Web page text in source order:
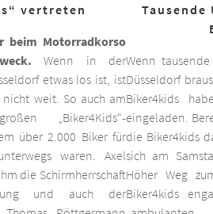
vertreten
beim Motorradkorso
Wenn in der
etwas los ist, ist
weit. So auch am
„Biker4Kids“-
über 2.000 Biker für
waren. Axel
die Schirmherrschaft
und auch der
Wenn
Düsseldorf
Biker4kids
eingeladen.
die Biker4kids
sich am
Höher Weg
Biker4kids